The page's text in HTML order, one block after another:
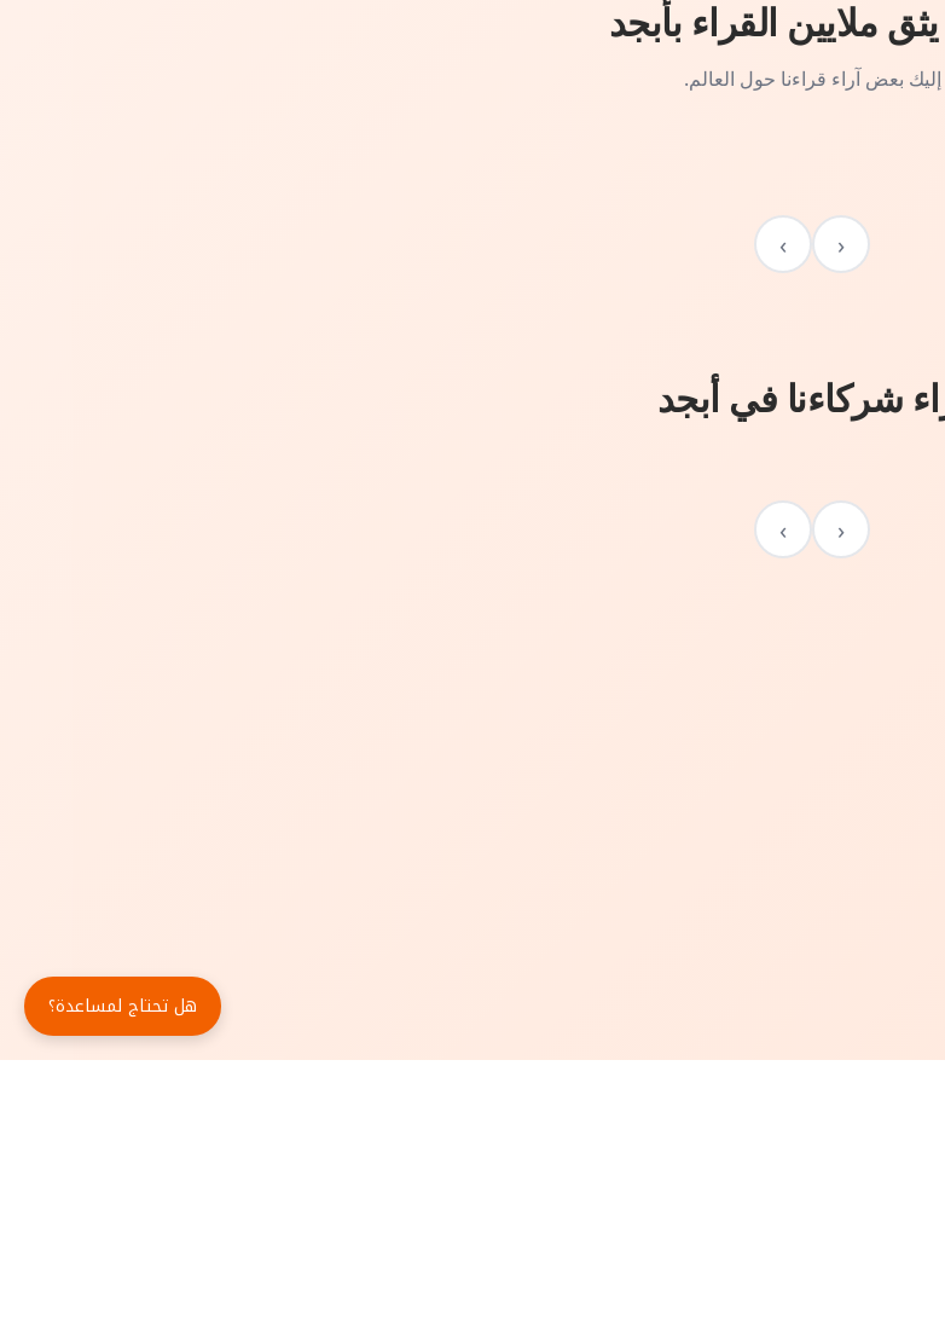
يثق ملايين القراء بأبجد
إليك بعض آراء قراءنا حول العالم.
‹
›
شركاءنا في أبجد
‹
›
هل تحتاج لمساعدة؟